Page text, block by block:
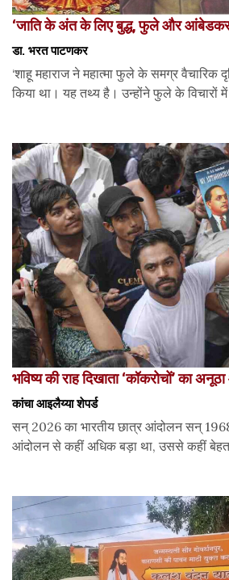
‘जाति के अंत के लिए बुद्ध, फुले और
डा. भरत पाटणकर
‘शाहू महाराज ने महात्मा फुले के समग्र वैचारिक
किया था। यह तथ्य है। उन्होंने फुले के विचारों
भविष्य की राह दिखाता ‘कॉकरोचों’ का
कांचा आइलैय्या शेपर्ड
सन् 2026 का भारतीय छात्र आंदोलन सन्
आंदोलन से कहीं अधिक बड़ा था, उससे कहीं